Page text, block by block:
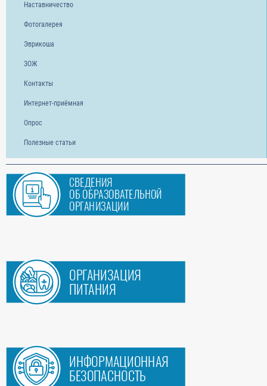
Наставничество
Фотогалерея
Эврикоша
ЗОЖ
Контакты
Интернет-приёмная
Опрос
Полезные статьи